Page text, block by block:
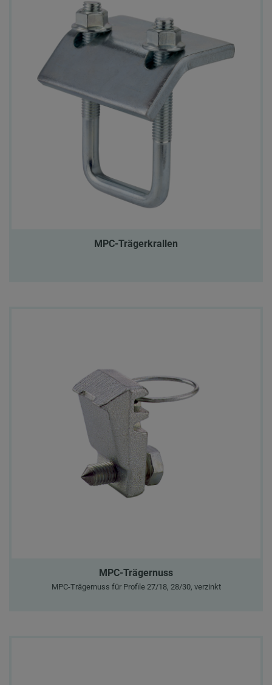
MPC-Trägerkrallen
MPC-Trägernuss
MPC-Trägernuss für Profile 27/18, 28/30, verzinkt